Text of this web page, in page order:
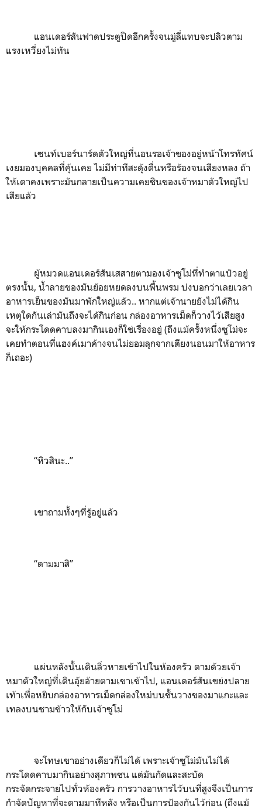
แอนเดอร์สันฟาดประตูปิดอีกครั้งจนมู่ลี่แทบจะปลิวตาม
แรงเหวี่ยงไม่ทัน
เซนท์เบอร์นาร์ดตัวใหญ่ที่นอนรอเจ้าของอยู่หน้าโทรทัศน์
เงยมองบุคคลที่คุ้นเคย ไม่มีท่าทีสะดุ้งตื่นหรือร้องจนเสียงหลง ถ้า
ให้เดาคงเพราะมันกลายเป็นความเคยชินของเจ้าหมาตัวใหญ่ไป
เสียแล้ว
ผู้หมวดแอนเดอร์สันเสสายตามองเจ้าซูโม่ที่ทำตาแป๋วอยู่
ตรงนั้น, น้ำลายของมันย้อยหยดลงบนพื้นพรม บ่งบอกว่าเลยเวลา
อาหารเย็นของมันมาพักใหญ่แล้ว.. หากแต่เจ้านายยังไม่ได้กิน
เหตุใดกันเล่ามันถึงจะได้กินก่อน กล่องอาหารเม็ดก็วางไว้เสียสูง
จะให้กระโดดคาบลงมากินเองก็ใช่เรื่องอยู่ (ถึงแม้ครั้งหนึ่งซูโม่จะ
เคยทำตอนที่แฮงค์เมาค้างจนไม่ยอมลุกจากเตียงนอนมาให้อาหาร
ก็เถอะ)
“หิวสินะ..”
เขาถามทั้งๆที่รู้อยู่แล้ว
“ตามมาสิ”
แผ่นหลังนั้นเดินลิ่วหายเข้าไปในห้องครัว ตามด้วยเจ้า
หมาตัวใหญ่ที่เดินอุ้ยอ้ายตามเขาเข้าไป, แอนเดอร์สันเขย่งปลาย
เท้าเพื่อหยิบกล่องอาหารเม็ดกล่องใหม่บนชั้นวางของมาแกะและ
เทลงบนชามข้าวให้กับเจ้าซูโม่
จะโทษเขาอย่างเดียวก็ไม่ได้ เพราะเจ้าซูโม่มันไม่ได้
กระโดดคาบมากินอย่างสุภาพชน แต่มันกัดและสะบัด
กระจัดกระจายไปทั่วห้องครัว การวางอาหารไว้บนที่สูงจึงเป็นการ
กำจัดปัญหาที่จะตามมาทีหลัง หรือเป็นการป้องกันไว้ก่อน (ถึงแม้